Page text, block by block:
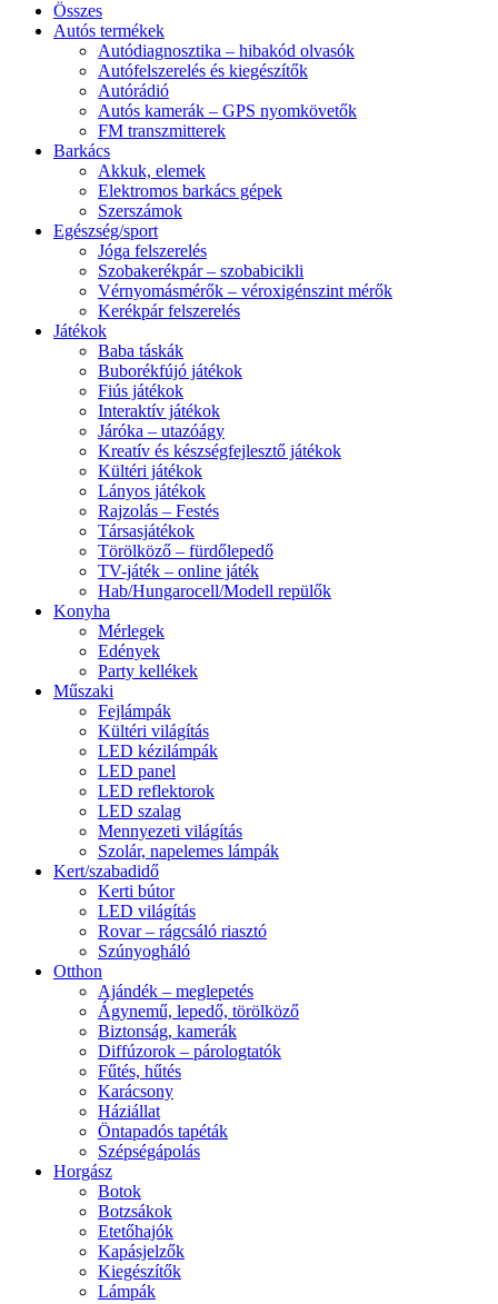
Összes
Autós termékek
Autódiagnosztika – hibakód olvasók
Autófelszerelés és kiegészítők
Autórádió
Autós kamerák – GPS nyomkövetők
FM transzmitterek
Barkács
Akkuk, elemek
Elektromos barkács gépek
Szerszámok
Egészség/sport
Jóga felszerelés
Szobakerékpár – szobabicikli
Vérnyomásmérők – véroxigénszint mérők
Kerékpár felszerelés
Játékok
Baba táskák
Buborékfújó játékok
Fiús játékok
Interaktív játékok
Járóka – utazóágy
Kreatív és készségfejlesztő játékok
Kültéri játékok
Lányos játékok
Rajzolás – Festés
Társasjátékok
Törölköző – fürdőlepedő
TV-játék – online játék
Hab/Hungarocell/Modell repülők
Konyha
Mérlegek
Edények
Party kellékek
Műszaki
Fejlámpák
Kültéri világítás
LED kézilámpák
LED panel
LED reflektorok
LED szalag
Mennyezeti világítás
Szolár, napelemes lámpák
Kert/szabadidő
Kerti bútor
LED világítás
Rovar – rágcsáló riasztó
Szúnyogháló
Otthon
Ajándék – meglepetés
Ágynemű, lepedő, törölköző
Biztonság, kamerák
Diffúzorok – párologtatók
Fűtés, hűtés
Karácsony
Háziállat
Öntapadós tapéták
Szépségápolás
Horgász
Botok
Botzsákok
Etetőhajók
Kapásjelzők
Kiegészítők
Lámpák